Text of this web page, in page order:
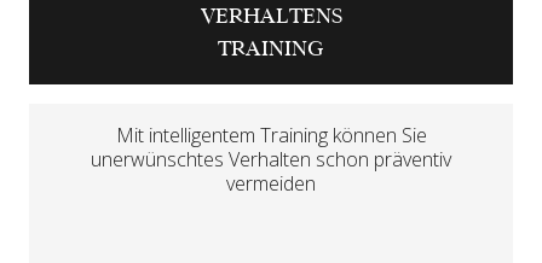
VERHALTENS
TRAINING
Mit intelligentem Training können Sie
unerwünschtes Verhalten schon präventiv
vermeiden